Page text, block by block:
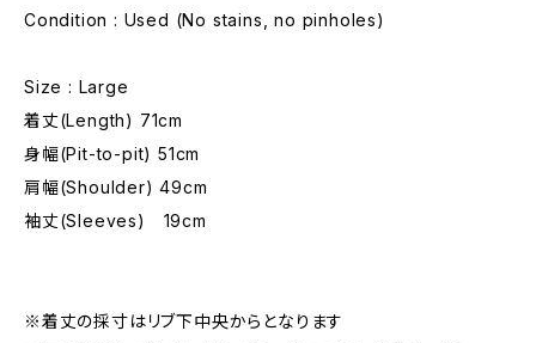
Condition : Used (No stains, no pinholes)
Size : Large
着丈(Length) 71cm
身幅(Pit-to-pit) 51cm
肩幅(Shoulder) 49cm
袖丈(Sleeves) 19cm
※着丈の採寸はリブ下中央からとなります